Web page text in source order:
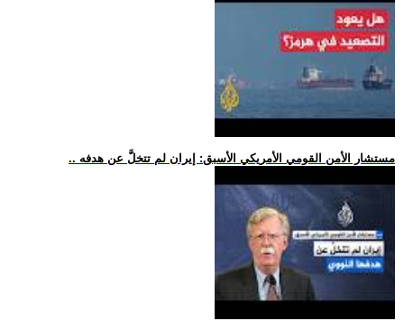
.. مستشار الأمن القومي الأمريكي الأسبق: إيران لم تتخلَّ عن هدفه